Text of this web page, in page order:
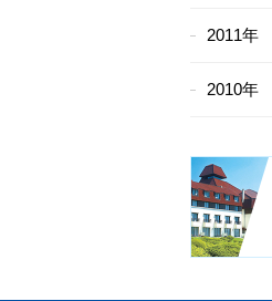
2011年
2010年